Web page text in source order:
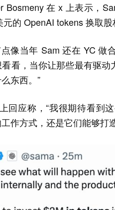
Bosmeny 在 x 上表示，
的 OpenAI tokens 换取
像当年 Sam 还在 YC
看，当你让那些最有驱
东西。”
回应称，“我很期待看到
作方式，还是它们能够打